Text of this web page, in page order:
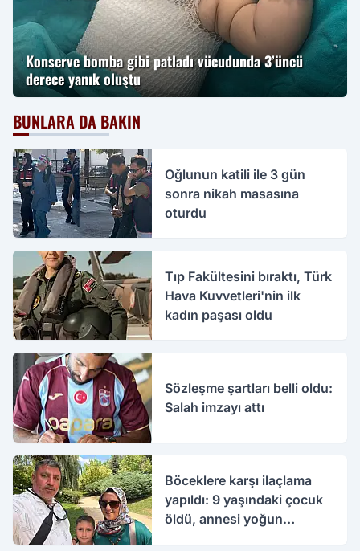
Konserve bomba gibi patladı vücudunda 3’üncü
derece yanık oluştu
BUNLARA DA BAKIN
Oğlunun katili ile 3 gün
sonra nikah masasına
oturdu
Tıp Fakültesini bıraktı, Türk
Hava Kuvvetleri'nin ilk
kadın paşası oldu
Sözleşme şartları belli oldu:
Salah imzayı attı
Böceklere karşı ilaçlama
yapıldı: 9 yaşındaki çocuk
öldü, annesi yoğun